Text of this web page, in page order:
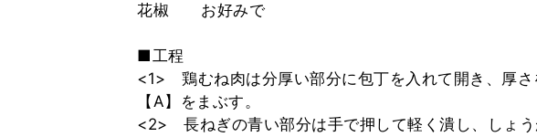
花椒 お好みで
■工程
<1> 鶏むね肉は分厚い部分に包丁を入れて開き、厚さ
【A】をまぶす。
<2> 長ねぎの青い部分は手で押して軽く潰し、しょ